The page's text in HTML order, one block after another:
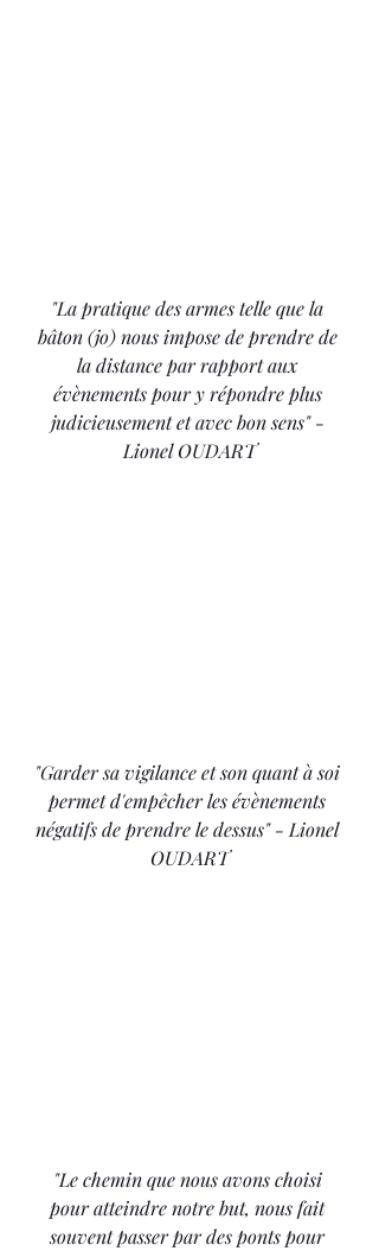
"La pratique des armes telle que la
bâton (jo) nous impose de prendre de
la distance par rapport aux
évènements pour y répondre plus
judicieusement et avec bon sens" -
Lionel OUDART
"Garder sa vigilance et son quant à soi
permet d'empêcher les évènements
négatifs de prendre le dessus" - Lionel
OUDART
"Le chemin que nous avons choisi
pour atteindre notre but, nous fait
souvent passer par des ponts pour